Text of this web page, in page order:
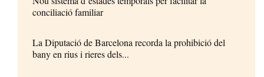
conciliació familiar
La Diputació de Barcelona recorda la prohibició del
bany en rius i rieres dels...